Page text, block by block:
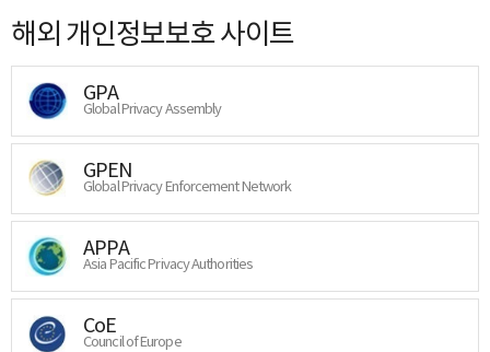
해외 개인정보보호 사이트
GPA
Global Privacy Assembly
GPEN
Global Privacy Enforcement Network
APPA
Asia Pacific Privacy Authorities
CoE
Council of Europe